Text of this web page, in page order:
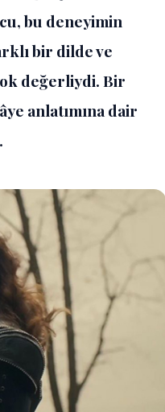
bu deneyimin
bir dilde ve
değerliydi. Bir
anlatımına dair